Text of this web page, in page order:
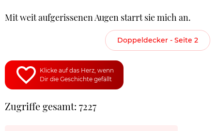
Mit weit aufgerissenen Augen starrt sie mich an.
Doppeldecker - Seite 2
Klicke auf das Herz, wenn
Dir die Geschichte gefällt
Zugriffe gesamt: 7227